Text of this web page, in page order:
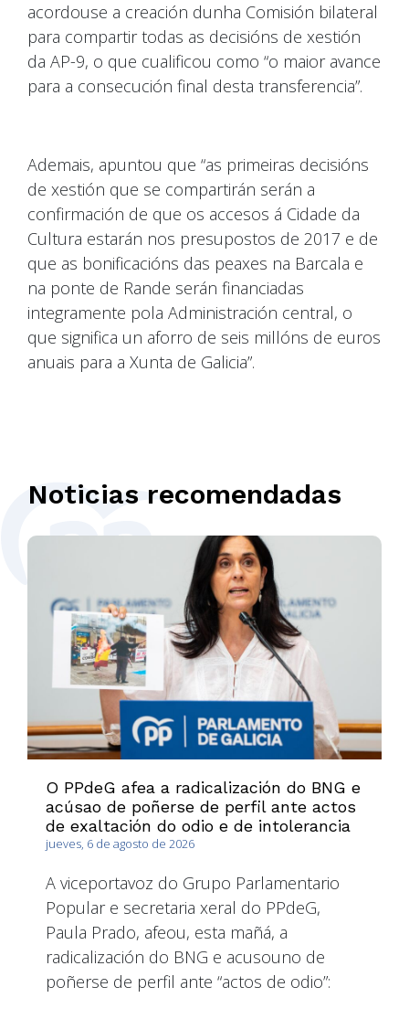
acordouse a creación dunha Comisión bilateral
para compartir todas as decisións de xestión
da AP-9, o que cualificou como “o maior avance
para a consecución final desta transferencia”.
Ademais, apuntou que “as primeiras decisións
de xestión que se compartirán serán a
confirmación de que os accesos á Cidade da
Cultura estarán nos presupostos de 2017 e de
que as bonificacións das peaxes na Barcala e
na ponte de Rande serán financiadas
integramente pola Administración central, o
que significa un aforro de seis millóns de euros
anuais para a Xunta de Galicia”.
Noticias recomendadas
O PPdeG afea a radicalización do BNG e
acúsao de poñerse de perfil ante actos
de exaltación do odio e de intolerancia
jueves, 6 de agosto de 2026
A viceportavoz do Grupo Parlamentario
Popular e secretaria xeral do PPdeG,
Paula Prado, afeou, esta mañá, a
radicalización do BNG e acusouno de
poñerse de perfil ante “actos de odio”: